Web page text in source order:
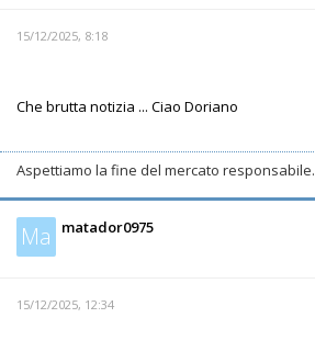
15/12/2025, 8:18
Che brutta notizia ... Ciao Doriano
Aspettiamo la fine del mercato responsabile.
Ma matador0975
15/12/2025, 12:34